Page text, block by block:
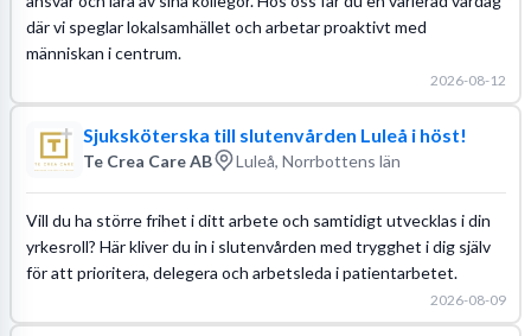
där vi speglar lokalsamhället och arbetar proaktivt med
människan i centrum.
2026-08-12
Sjuksköterska till slutenvården Luleå i höst!
Te Crea Care AB Luleå, Norrbottens län
Vill du ha större frihet i ditt arbete och samtidigt utvecklas i din
yrkesroll? Här kliver du in i slutenvården med trygghet i dig själv
för att prioritera, delegera och arbetsleda i patientarbetet.
2026-08-09